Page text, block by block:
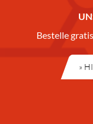
Bestelle
»